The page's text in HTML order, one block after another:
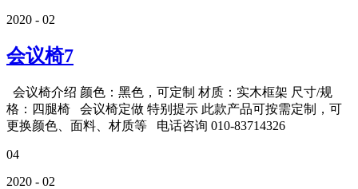
2020 - 02
会议椅7
会议椅介绍 颜色：黑色，可定制 材质：实木框架 尺寸/规
格：四腿椅 会议椅定做 特别提示 此款产品可按需定制，可
更换颜色、面料、材质等 电话咨询 010-83714326
04
2020 - 02